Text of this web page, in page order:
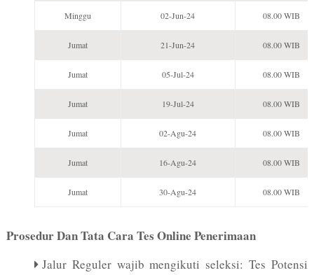
Minggu 02-Jun-24 08.00 WIB
Jumat 21-Jun-24 08.00 WIB
Jumat 05-Jul-24 08.00 WIB
Jumat 19-Jul-24 08.00 WIB
Jumat 02-Agu-24 08.00 WIB
Jumat 16-Agu-24 08.00 WIB
Jumat 30-Agu-24 08.00 WIB
Prosedur Dan Tata Cara Tes Online Penerimaan
Jalur Reguler wajib mengikuti seleksi: Tes Potensi